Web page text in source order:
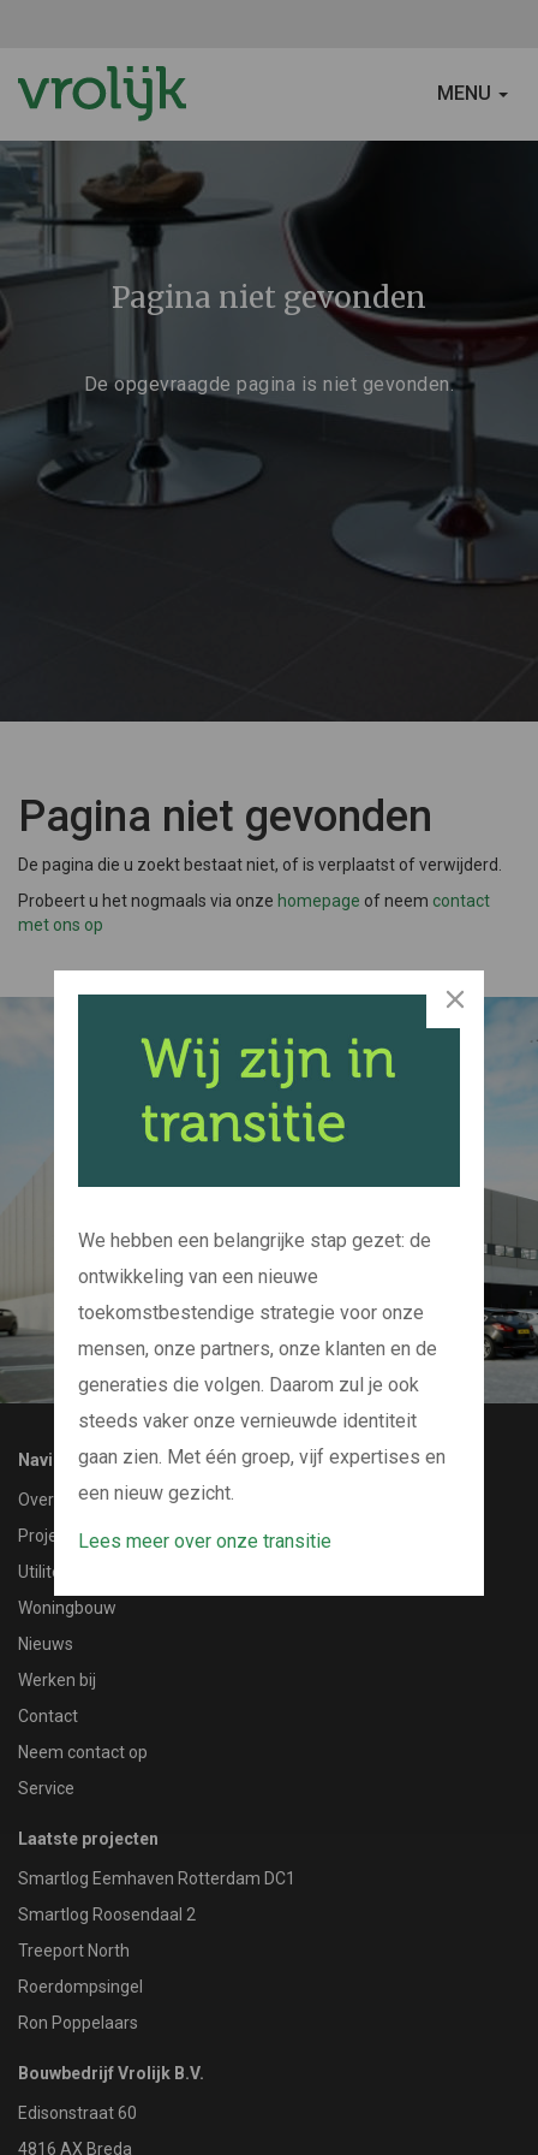
SCHAKEL
MENU
Pagina niet gevonden
De opgevraagde pagina is niet gevonden.
Pagina niet gevonden
De pagina die u zoekt bestaat niet, of is verplaatst of verwijderd.
Probeert u het nogmaals via onze homepage of neem contact
met ons op
Kom bij ons op de
En we kijken samen naar uw project
Navigatie
Over ons
Projecten
Utiliteitsbouw
Woningbouw
Nieuws
Werken bij
Contact
Neem contact op
Service
Laatste projecten
Smartlog Eemhaven Rotterdam DC1
Smartlog Roosendaal 2
Treeport North
Roerdompsingel
Ron Poppelaars
Bouwbedrijf Vrolijk B.V.
Edisonstraat 60
4816 AX Breda
We hebben een belangrijke stap gezet: de
ontwikkeling van een nieuwe
toekomstbestendige strategie voor onze
mensen, onze partners, onze klanten en de
generaties die volgen. Daarom zul je ook
steeds vaker onze vernieuwde identiteit
gaan zien. Met één groep, vijf expertises en
een nieuw gezicht.
Lees meer over onze transitie